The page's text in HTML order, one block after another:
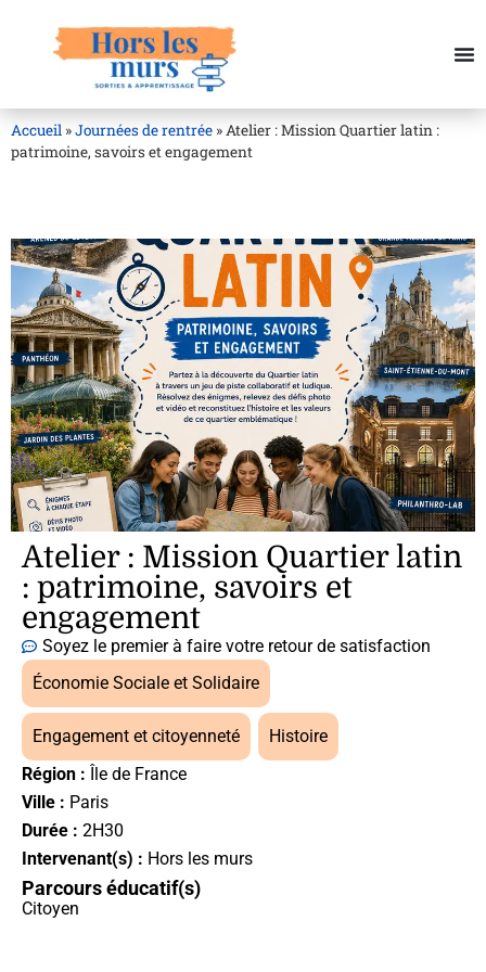
Accueil »Journées de rentrée »Atelier : Mission Quartier latin :
patrimoine, savoirs et engagement
Atelier : Mission Quartier latin
: patrimoine, savoirs et
engagement
Soyez le premier à faire votre retour de satisfaction
Économie Sociale et Solidaire
Engagement et citoyenneté
Histoire
Région : Île de France
Ville : Paris
Durée : 2H30
Intervenant(s) : Hors les murs
Parcours éducatif(s)
Citoyen